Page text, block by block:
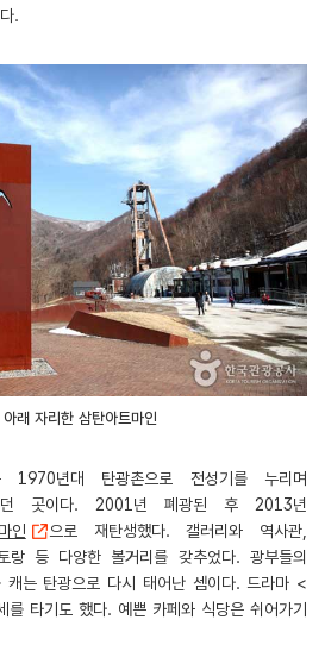
.
래 자리한 삼탄아트마인
1970년대 탄광촌으로 전성기를 누리며
던 곳이다. 2001년 폐광된 후 2013년
인
으로 재탄생했다. 갤러리와 역사관,
랑 등 다양한 볼거리를 갖추었다. 광부들의
캐는 탄광으로 다시 태어난 셈이다. 드라마 <
를 타기도 했다. 예쁜 카페와 식당은 쉬어가기